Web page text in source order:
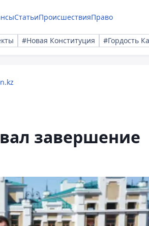
СтатьиПроисшествияПраво
#Новая Конституция #Гордость
завершение